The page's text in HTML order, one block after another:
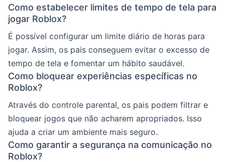
Como estabelecer limites de tempo de tela para
jogar Roblox?
É possível configurar um limite diário de horas para
jogar. Assim, os pais conseguem evitar o excesso de
tempo de tela e fomentar um hábito saudável.
Como bloquear experiências específicas no
Roblox?
Através do controle parental, os pais podem filtrar e
bloquear jogos que não acharem apropriados. Isso
ajuda a criar um ambiente mais seguro.
Como garantir a segurança na comunicação no
Roblox?